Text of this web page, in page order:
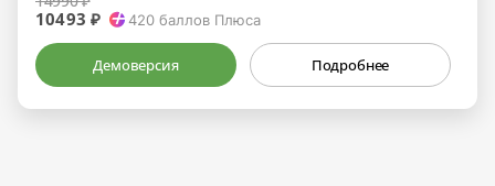
10493 ₽ 420 баллов Плюса
Демоверсия Подробнее